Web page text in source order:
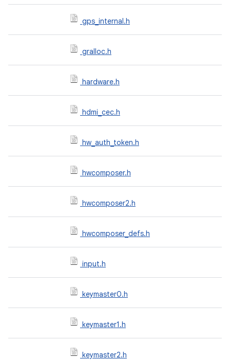
gps_internal.h
gralloc.h
hardware.h
hdmi_cec.h
hw_auth_token.h
hwcomposer.h
hwcomposer2.h
hwcomposer_defs.h
input.h
keymaster0.h
keymaster1.h
keymaster2.h